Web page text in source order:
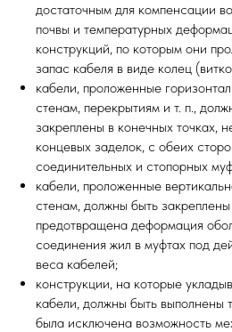
достаточным для компенсации
почвы и температурных
конструкций, по которым они
запас кабеля в виде колец
кабели, проложенные
стенам, перекрытиям и т. п.,
закреплены в конечных точках,
концевых заделок, с обеих
соединительных и стопорных
кабели, проложенные
стенам, должны быть
предотвращена деформация
соединения жил в муфтах под
веса кабелей;
конструкции, на которые
кабели, должны быть выполнены
была исключена возможность